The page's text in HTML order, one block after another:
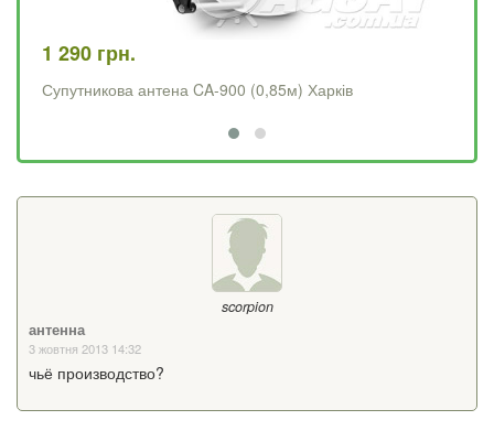
1 290 грн.
Супутникова антена CA-900 (0,85м) Харків
scorpion
антенна
3 жовтня 2013 14:32
чьё производство?